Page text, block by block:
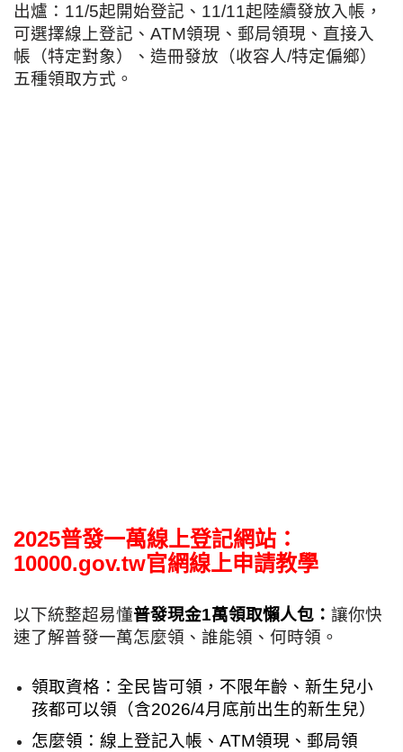
出爐：11/5起開始登記、11/11起陸續發放入帳，
可選擇線上登記、ATM領現、郵局領現、直接入
帳（特定對象）、造冊發放（收容人/特定偏鄉）
五種領取方式。
2025普發一萬線上登記網站：
10000.gov.tw官網線上申請教學
以下統整超易懂普發現金1萬領取懶人包： 讓你快
速了解普發一萬怎麼領、誰能領、何時領。
領取資格：全民皆可領，不限年齡、新生兒小
孩都可以領（含2026/4月底前出生的新生兒）
怎麼領：線上登記入帳、ATM領現、郵局領